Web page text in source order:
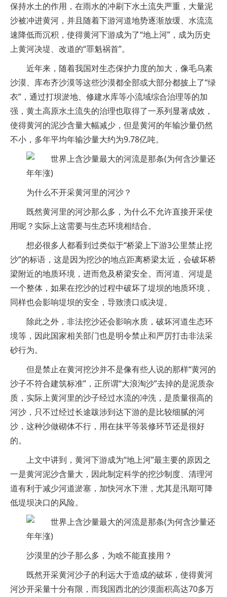
保持水土的作用，在雨水的冲刷下水土流失严重，大量泥
沙被冲进黄河，并且随着下游河道地势逐渐放缓、水流流
速降低而沉积，使得黄河下游成为了“地上河”，成为历史
上黄河决堤、改道的“罪魁祸首”。
近年来，随着我国对生态保护力度的加大，像毛乌素
沙漠、库布齐沙漠等这些沙漠都全部或大部分都披上了“绿
衣”，通过打坝淤地、修建水库等小流域综合治理等的加
强，黄土高原水土流失的治理也取得了一系列显著成效，
使得黄河的泥沙含量大幅减少，但是黄河的年输沙量仍然
不小，多年平均年输沙量大约为9.78亿吨。
为什么不开采黄河里的河沙？
既然黄河里的河沙那么多，为什么不允许直接开采使
用呢？实际上这需要与生态环境相结合。
想必很多人都看到过类似于“桥梁上下游3公里禁止挖
沙”的标语，这是因为挖沙的地点距离桥梁太近，会破坏桥
梁附近的地质环境，进而危及桥梁安全。而河道、河堤是
一个整体，如果在挖沙的过程中破坏了堤坝的地质环境，
同样也会影响堤坝的安全，导致溃口或决堤。
除此之外，非法挖沙还会影响水质，破坏河道生态环
境等，因此国家相关部门也是明令禁止和严厉打击非法采
砂行为。
但是禁止在黄河挖沙并不是像有些人说的那样“黄河的
沙子不符合建筑标准”，正所谓“大浪淘沙”去掉的是泥质杂
质，实际上黄河里的沙子经过水流的冲洗，是质量很高的
河沙，只不过经过长途跋涉到达下游的是比较细腻的河
沙，这种沙做砌体不行，用在抹平等装修环节还是很好
的。
上文中讲到，黄河下游成为“地上河”最主要的原因之
一是黄河泥沙含量大，因此制定科学的挖沙制度、清理河
道有利于减少河道淤塞，加快河水下泄，尤其是汛期可降
低堤坝决口的风险。
沙漠里的沙子那么多，为啥不能直接用？
既然开采黄河沙子的利远大于造成的破坏，使得黄河
河沙开采量十分有限，而我国西北的沙漠面积高达70多万